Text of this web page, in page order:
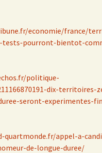
economie/france/
tests-pourront-bientot-
politique-
dix-territoires-
seront-experimentes-
quartmonde.fr/appel-a-
de-longue-duree/